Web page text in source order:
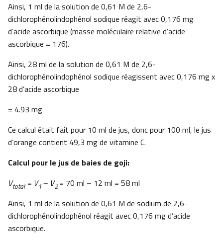
Ainsi, 1 ml de la solution de 0,61 M de 2,6-
dichlorophénolindophénol sodique réagit avec 0,176 mg
d’acide ascorbique (masse moléculaire relative d’acide
ascorbique = 176).
Ainsi, 28 ml de la solution de 0,61 M de 2,6-
dichlorophénolindophénol sodique réagissent avec 0,176 mg x
28 d’acide ascorbique
= 4.93 mg
Ce calcul était fait pour 10 ml de jus, donc pour 100 ml, le jus
d’orange contient 49,3 mg de vitamine C.
Calcul pour le jus de baies de goji:
Vtotal= V1 – V2= 70 ml – 12 ml = 58 ml
Ainsi, 1 ml de la solution de 0,61 M de sodium de 2,6-
dichlorophénolindophénol réagit avec 0,176 mg d’acide
ascorbique.